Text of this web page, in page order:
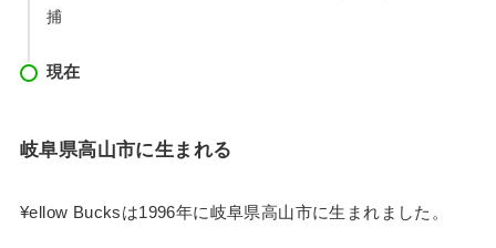
捕
現在
岐阜県高山市に生まれる
¥ellow Bucksは1996年に岐阜県高山市に生まれました。